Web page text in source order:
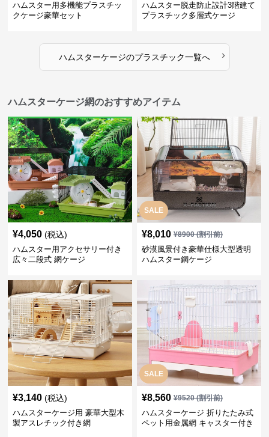
ハムスター用多機能プラスチッ
クケージ豪華セット
ハムスター脱走防止設計3階建て
プラスチック多層式ケージ
ハムスターケージのプラスチック一覧へ ›
ハムスターケージ網のおすすめアイテム
¥4,050 (税込)
ハムスター用アクセサリー付き
広々二段式 網ケージ
SALE
¥8,010 ¥8900(割引前)
砂漠風景付き豪華仕様大型透明
ハムスター鋼ケージ
¥3,140 (税込)
ハムスターケージ用 豪華大型木
製アスレチック付き網
SALE
¥8,560 ¥9520(割引前)
ハムスターケージ 折りたたみ式
ペット用金属網 キャスター付き